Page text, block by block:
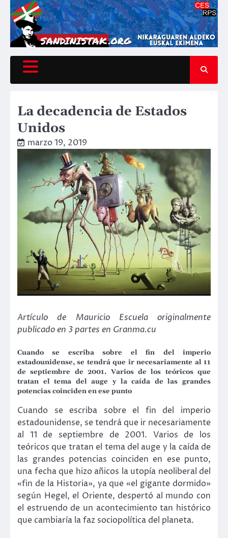
Saltar
contenido
La decadencia de Estados
Unidos
marzo 19, 2019
Artículo de Mauricio Escuela originalmente
publicado en 3 partes en Granma.cu
Cuando se escriba sobre el fin del imperio
estadounidense, se tendrá que ir necesariamente al 11
de septiembre de 2001. Varios de los teóricos que
tratan el tema del auge y la caída de las grandes
potencias coinciden en ese punto
Cuando se escriba sobre el fin del imperio
estadounidense, se tendrá que ir necesariamente
al 11 de septiembre de 2001. Varios de los
teóricos que tratan el tema del auge y la caída de
las grandes potencias coinciden en ese punto,
una fecha que hizo añicos la utopía neoliberal del
«fin de la Historia», ya que «el gigante dormido»
según Hegel, el Oriente, despertó al mundo con
el estruendo de un acontecimiento tan histórico
que cambiaría la faz sociopolítica del planeta.